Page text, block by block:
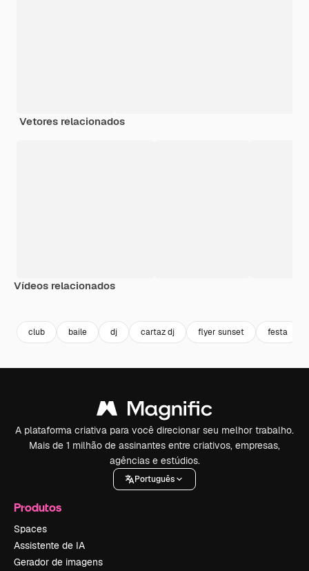
Vetores relacionados
Vídeos relacionados
club baile dj cartaz dj flyer sunset festa
A plataforma criativa para você direcionar seu melhor trabalho.
Mais de 1 milhão de assinantes entre criativos, empresas,
agências e estúdios.
Português
Produtos
Spaces
Assistente de IA
Gerador de imagens